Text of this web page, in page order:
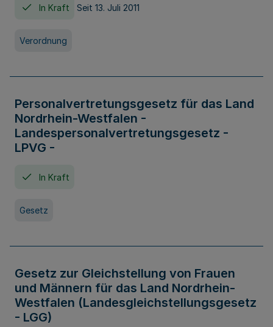
In Kraft Seit 13. Juli 2011
Verordnung
Personalvertretungsgesetz für das Land
Nordrhein-Westfalen -
Landespersonalvertretungsgesetz -
LPVG -
In Kraft
Gesetz
Gesetz zur Gleichstellung von Frauen
und Männern für das Land Nordrhein-
Westfalen (Landesgleichstellungsgesetz
- LGG)